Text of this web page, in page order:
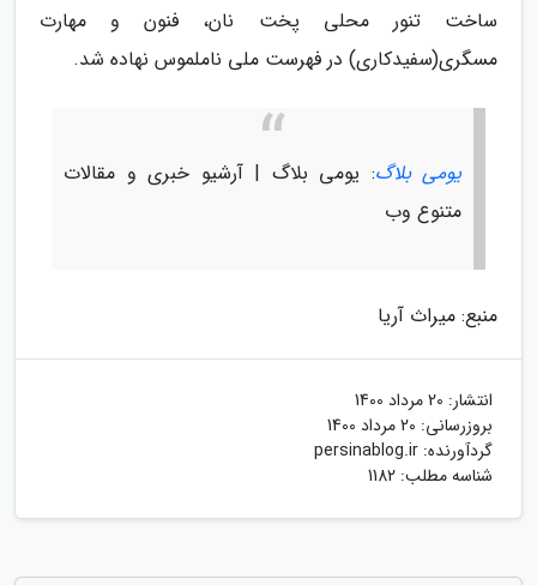
ساخت تنور محلی پخت نان، فنون و مهارت
مسگری(سفیدکاری) در فهرست ملی ناملموس نهاده شد.
یومی بلاگ: یومی بلاگ | آرشیو خبری و مقالات
متنوع وب
منبع: میراث آریا
انتشار: 20 مرداد 1400
بروزرسانی: 20 مرداد 1400
گردآورنده: persinablog.ir
شناسه مطلب: 1182